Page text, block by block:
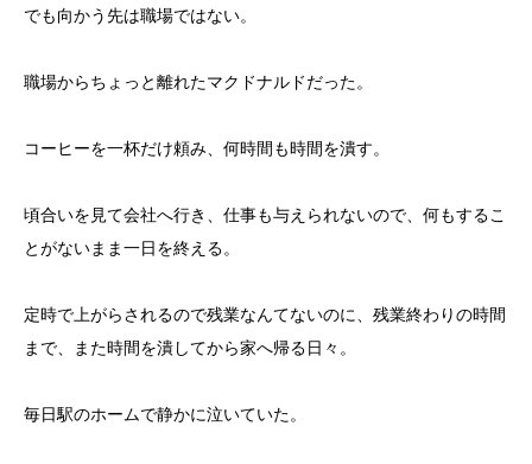
でも向かう先は職場ではない。
職場からちょっと離れたマクドナルドだった。
コーヒーを一杯だけ頼み、何時間も時間を潰す。
頃合いを見て会社へ行き、仕事も与えられないので、何もするこ
とがないまま一日を終える。
定時で上がらされるので残業なんてないのに、残業終わりの時間
まで、また時間を潰してから家へ帰る日々。
毎日駅のホームで静かに泣いていた。